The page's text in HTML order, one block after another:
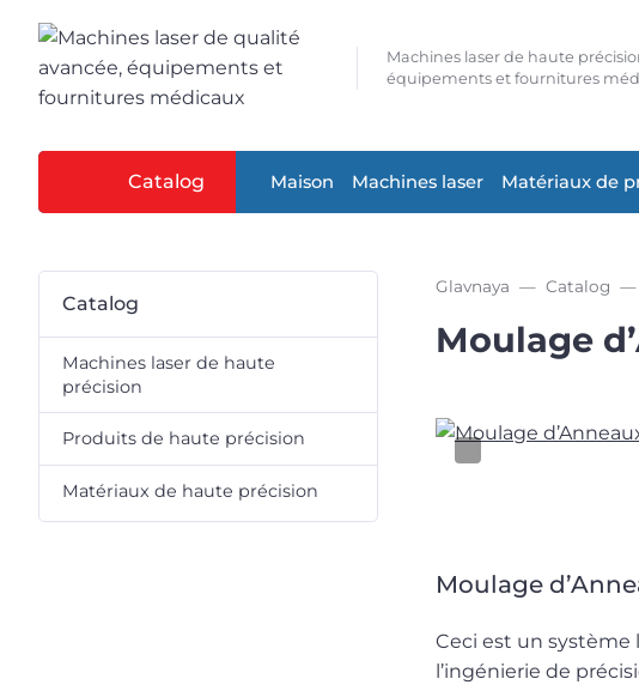
Machines laser de haute
équipements et fournitures
Catalog Maison Machines laser Matériaux de
Glavnaya Catalog
Moulage
Moulage
Ceci est un système
l’ingénierie de
Catalog
Machines laser de haute
précision
Produits de haute précision
Matériaux de haute précision